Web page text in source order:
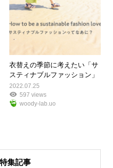
衣替えの季節に考えたい「サ
スティナブルファッション」
2022.07.25
597 views
woody-lab.uo
集記事